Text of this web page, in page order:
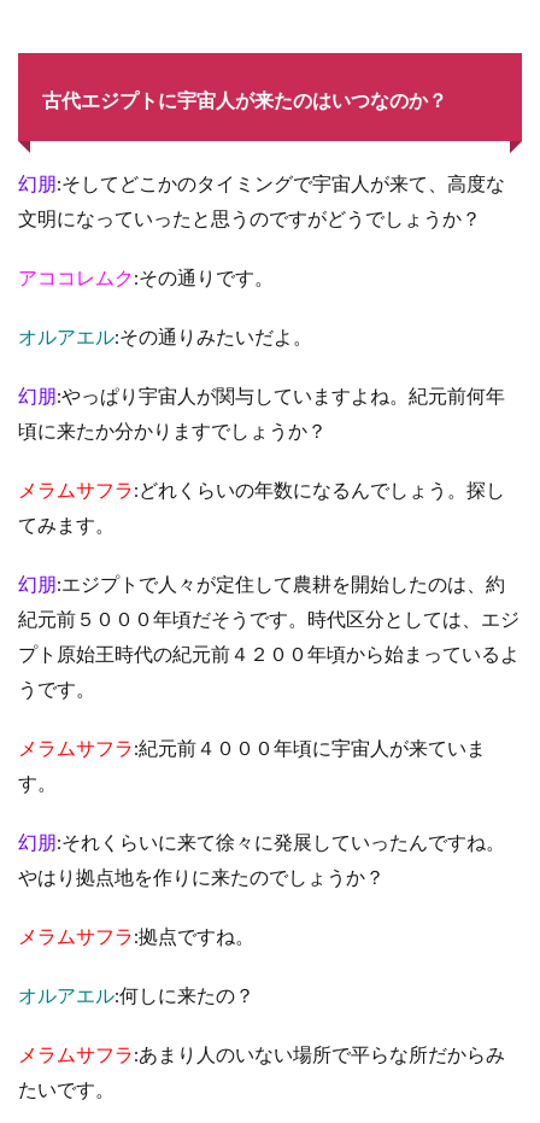
古代エジプトに宇宙人が来たのはいつなのか？
幻朋:そしてどこかのタイミングで宇宙人が来て、高度な
文明になっていったと思うのですがどうでしょうか？
アココレムク:その通りです。
オルアエル:その通りみたいだよ。
幻朋:やっぱり宇宙人が関与していますよね。紀元前何年
頃に来たか分かりますでしょうか？
メラムサフラ:どれくらいの年数になるんでしょう。探し
てみます。
幻朋:エジプトで人々が定住して農耕を開始したのは、約
紀元前５０００年頃だそうです。時代区分としては、エジ
プト原始王時代の紀元前４２００年頃から始まっているよ
うです。
メラムサフラ:紀元前４０００年頃に宇宙人が来ていま
す。
幻朋:それくらいに来て徐々に発展していったんですね。
やはり拠点地を作りに来たのでしょうか？
メラムサフラ:拠点ですね。
オルアエル:何しに来たの？
メラムサフラ:あまり人のいない場所で平らな所だからみ
たいです。